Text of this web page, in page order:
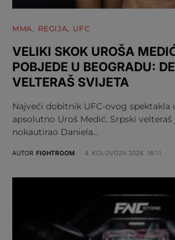
MMA REGIJA UFC
VELIKI SKOK UROŠA
POBJEDE U BEOGRADU:
VELTERAŠ SVIJETA
Najveći dobitnik UFC-ovog spektakla
apsolutno Uroš Medić. Srpski
nokautirao Daniela…
AUTOR FIGHTROOM 4. KOLOVOZA 2026. 16:11